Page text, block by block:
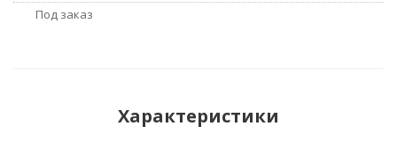
Под заказ
Характеристики